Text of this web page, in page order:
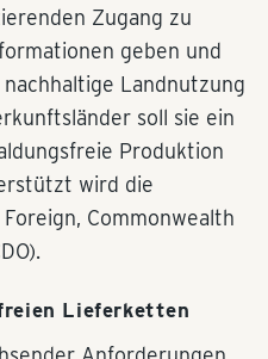
Zugang zu
geben und
Landnutzung
soll sie ein
Produktion
wird die
Commonwealth
Lieferketten